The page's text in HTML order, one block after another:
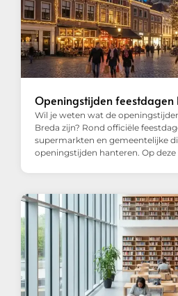
Openingstijden feestdagen
Wil je weten wat de
Breda zijn? Rond officiële
supermarkten en gemeentelijke
openingstijden hanteren. Op deze